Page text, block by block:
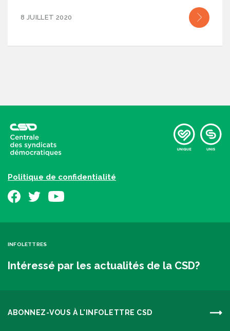
8 JUILLET 2020
Politique de confidentialité
INFOLETTRES
Intéressé par les actualités de la CSD?
ABONNEZ-VOUS À L'INFOLETTRE CSD